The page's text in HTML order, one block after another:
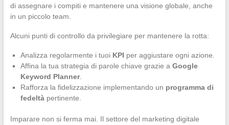
di assegnare i compiti e mantenere una visione globale, anche
in un piccolo team.
Alcuni punti di controllo da privilegiare per mantenere la rotta:
Analizza regolarmente i tuoi KPI per aggiustare ogni azione.
Affina la tua strategia di parole chiave grazie a Google
Keyword Planner.
Rafforza la fidelizzazione implementando un programma di
fedeltàpertinente.
Imparare non si ferma mai. Il settore del marketing digitale